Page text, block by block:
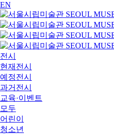
EN
전시
현재전시
예정전시
과거전시
교육·이벤트
모두
어린이
청소년